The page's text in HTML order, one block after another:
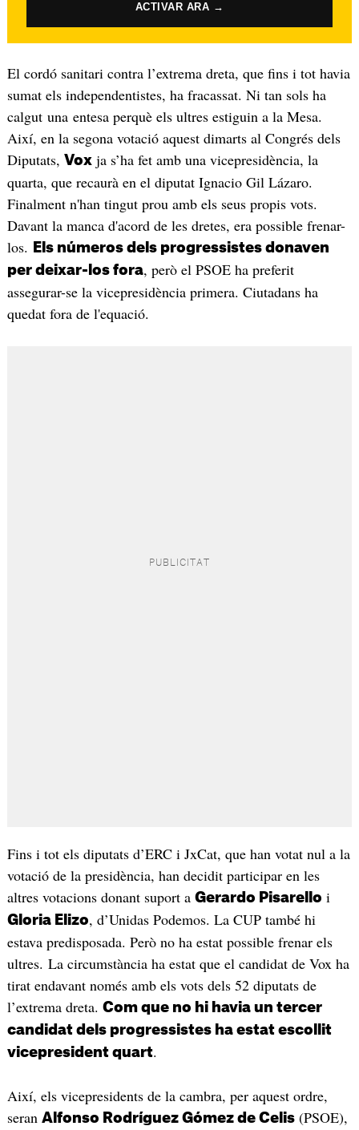
ACTIVAR ARA →
El cordó sanitari contra l’extrema dreta, que fins i tot havia
sumat els independentistes, ha fracassat. Ni tan sols ha
calgut una entesa perquè els ultres estiguin a la Mesa.
Així, en la segona votació aquest dimarts al Congrés dels
Diputats, Voxja s’ha fet amb una vicepresidència, la
quarta, que recaurà en el diputat Ignacio Gil Lázaro.
Finalment n'han tingut prou amb els seus propis vots.
Davant la manca d'acord de les dretes, era possible frenar-
los.
Els números dels progressistes donaven
per deixar-los fora, però el PSOE ha preferit
assegurar-se la vicepresidència primera. Ciutadans ha
quedat fora de l'equació.
Fins i tot els diputats d’ERC i JxCat, que han votat nul a la
votació de la presidència, han decidit participar en les
altres votacions donant suport a Gerardo Pisarello i
Gloria Elizo, d’Unidas Podemos. La CUP també hi
estava predisposada. Però no ha estat possible frenar els
ultres. La circumstància ha estat que el candidat de Vox ha
tirat endavant només amb els vots dels 52 diputats de
l’extrema dreta. Com que no hi havia un tercer
candidat dels progressistes ha estat escollit
vicepresident quart.
Així, els vicepresidents de la cambra, per aquest ordre,
seran Alfonso Rodríguez Gómez de Celis(PSOE),